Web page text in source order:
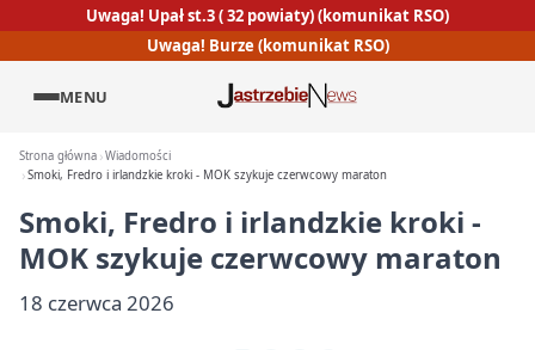
Uwaga! Upał st.3 ( 32 powiaty) (komunikat RSO)
Uwaga! Burze (komunikat RSO)
MENU
Strona główna Wiadomości
Smoki, Fredro i irlandzkie kroki - MOK szykuje czerwcowy maraton
Smoki, Fredro i irlandzkie kroki -
MOK szykuje czerwcowy maraton
18 czerwca 2026